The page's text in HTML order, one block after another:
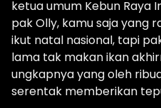
ketua umum Kebun Raya
pak Olly, kamu saja yang
ikut natal nasional, tapi
lama tak makan ikan
ungkapnya yang oleh
serentak memberikan